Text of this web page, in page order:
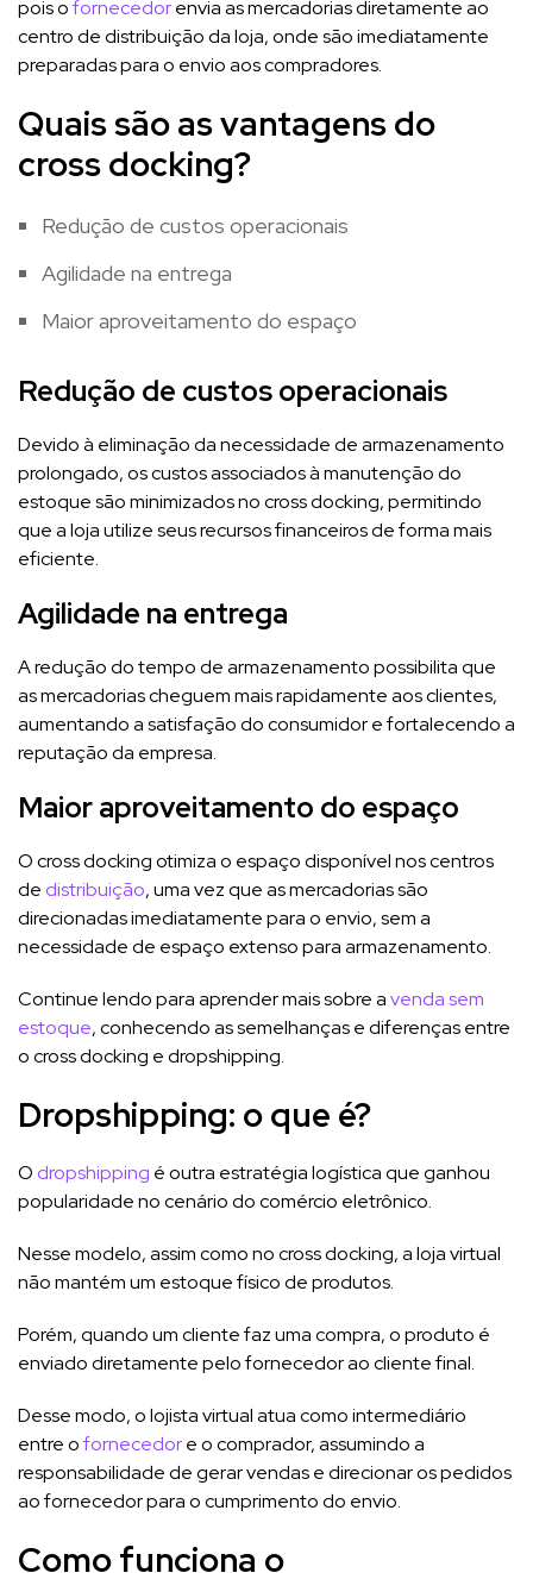
pois ofornecedorenvia as mercadorias diretamente ao
centro de distribuição da loja, onde são imediatamente
preparadas para o envio aos compradores.
Quais são as vantagens do
cross docking?
Redução de custos operacionais
Agilidade na entrega
Maior aproveitamento do espaço
Redução de custos operacionais
Devido à eliminação da necessidade de armazenamento
prolongado, os custos associados à manutenção do
estoque são minimizados no cross docking, permitindo
que a loja utilize seus recursos financeiros de forma mais
eficiente.
Agilidade na entrega
A redução do tempo de armazenamento possibilita que
as mercadorias cheguem mais rapidamente aos clientes,
aumentando a satisfação do consumidor e fortalecendo a
reputação da empresa.
Maior aproveitamento do espaço
O cross docking otimiza o espaço disponível nos centros
de distribuição, uma vez que as mercadorias são
direcionadas imediatamente para o envio, sem a
necessidade de espaço extenso para armazenamento.
Continue lendo para aprender mais sobre avenda sem
estoque, conhecendo as semelhanças e diferenças entre
o cross docking e dropshipping.
Dropshipping: o que é?
O dropshipping é outra estratégia logística que ganhou
popularidade no cenário do comércio eletrônico.
Nesse modelo, assim como no cross docking, a loja virtual
não mantém um estoque físico de produtos.
Porém, quando um cliente faz uma compra, o produto é
enviado diretamente pelo fornecedor ao cliente final.
Desse modo, o lojista virtual atua como intermediário
entre ofornecedore o comprador, assumindo a
responsabilidade de gerar vendas e direcionar os pedidos
ao fornecedor para o cumprimento do envio.
Como funciona o